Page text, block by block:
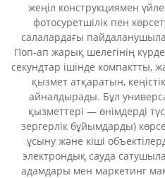
жеңіл конструкциямен
фотосуретшілік пен
салалардағы
Поп-ап жарық шелегінің
секундтар ішінде компактты,
қызмет атқаратын,
айналдырады. Бұл
қызметтері — өнімдерді
зергерлік бұйымдарды)
ұсыну және кіші
электрондық сауда
адамдары мен маркетинг